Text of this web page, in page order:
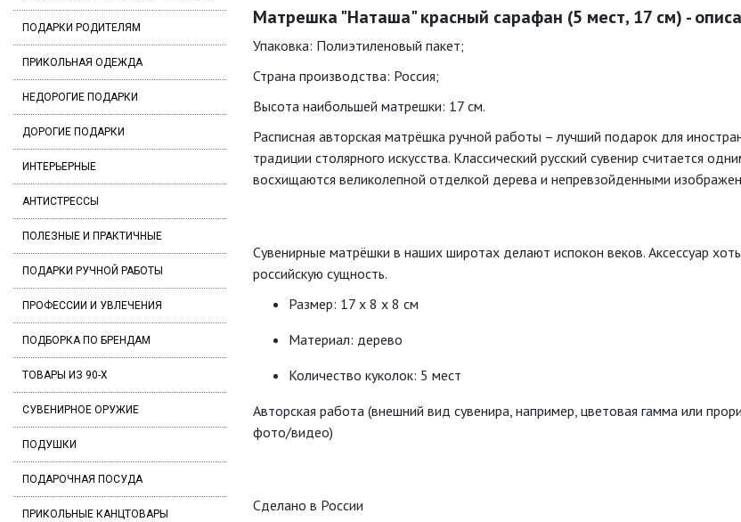
ПОДАРКИ РОДИТЕЛЯМ
ПРИКОЛЬНАЯ ОДЕЖДА
НЕДОРОГИЕ ПОДАРКИ
ДОРОГИЕ ПОДАРКИ
ИНТЕРЬЕРНЫЕ
АНТИСТРЕССЫ
ПОЛЕЗНЫЕ И ПРАКТИЧНЫЕ
ПОДАРКИ РУЧНОЙ РАБОТЫ
ПРОФЕССИИ И УВЛЕЧЕНИЯ
ПОДБОРКА ПО БРЕНДАМ
ТОВАРЫ ИЗ 90-Х
СУВЕНИРНОЕ ОРУЖИЕ
ПОДУШКИ
ПОДАРОЧНАЯ ПОСУДА
ПРИКОЛЬНЫЕ КАНЦТОВАРЫ
Матрешка "Наташа" красный сарафан (5 мест, 17 см) -
Упаковка: Полиэтиленовый пакет;
Страна производства: Россия;
Высота наибольшей матрешки: 17 см.
Расписная авторская матрёшка ручной работы – лучший подарок для
традиции столярного искусства. Классический русский сувенир считается
восхищаются великолепной отделкой дерева и непревзойденными
Сувенирные матрёшки в наших широтах делают испокон веков. Аксессуар
российскую сущность.
Размер: 17 х 8 х 8 см
Материал: дерево
Количество куколок: 5 мест
Авторская работа (внешний вид сувенира, например, цветовая гамма или
фото/видео)
Сделано в России